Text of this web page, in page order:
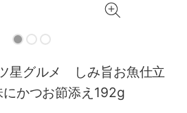
星グルメ しみ旨お魚仕立
かつお節添え192g